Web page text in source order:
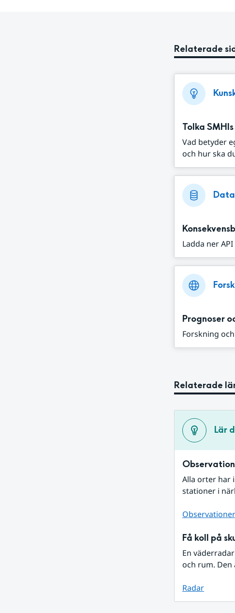
Relaterade
Tolka
Vad betyder
och hur ska
Data
Ladda ner
Prognoser
Forskning
Relaterade
Lär
Alla orter har
stationer i
Få koll på
En
och rum.
Radar